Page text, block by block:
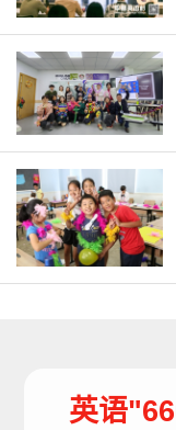
英语